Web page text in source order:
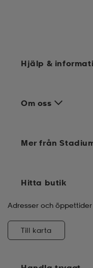
Hjälp &
Om oss
Mer från
Hitta butik
Adresser och
Till karta